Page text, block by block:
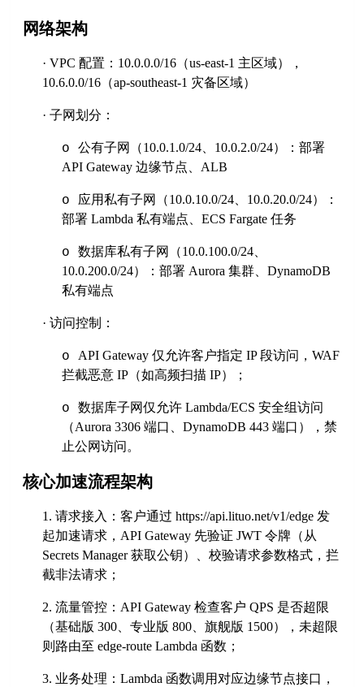
网络架构
·VPC 配置：10.0.0.0/16（us-east-1 主区域），
10.6.0.0/16（ap-southeast-1 灾备区域）
·子网划分：
o公有子网（10.0.1.0/24、10.0.2.0/24）：部署
API Gateway 边缘节点、ALB
o应用私有子网（10.0.10.0/24、10.0.20.0/24）：
部署 Lambda 私有端点、ECS Fargate 任务
o数据库私有子网（10.0.100.0/24、
10.0.200.0/24）：部署 Aurora 集群、DynamoDB
私有端点
·访问控制：
oAPI Gateway 仅允许客户指定 IP 段访问，WAF
拦截恶意 IP（如高频扫描 IP）；
o数据库子网仅允许 Lambda/ECS 安全组访问
（Aurora 3306 端口、DynamoDB 443 端口），禁
止公网访问。
核心加速流程架构
1.请求接入：客户通过 https://api.lituo.net/v1/edge 发
起加速请求， API Gateway 先验证 JWT 令牌（从
Secrets Manager 获取公钥）、校验请求参数格式，拦
截非法请求；
2.流量管控： API Gateway 检查客户 QPS 是否超限
（基础版 300、专业版 800、旗舰版 1500），未超限
则路由至edge-route Lambda 函数；
3. 业务处理：Lambda 函数调用对应边缘节点接口，